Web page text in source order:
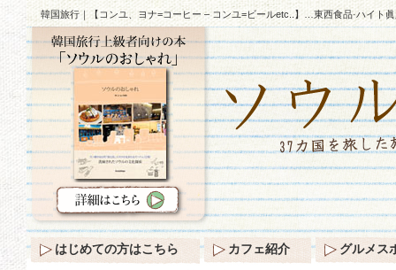
韓国旅行｜【コンユ、ヨナ=コーヒー – コンユ=ビールetc..】…東西食品·ハイト
はじめての方はこちら カフェ紹介 グルメス